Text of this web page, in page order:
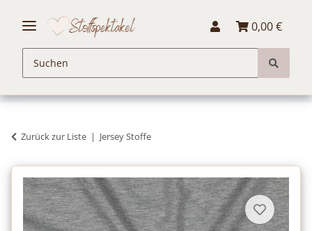
0,00 €
Zurück zur Liste Jersey Stoffe